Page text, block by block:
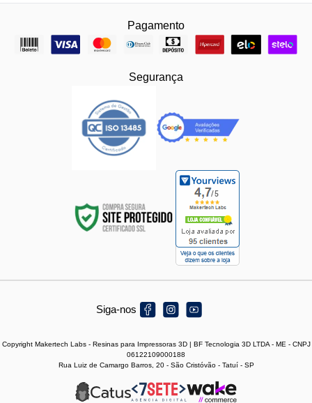
Pagamento
Segurança
Siga-nos
Copyright Makertech Labs - Resinas para Impressoras 3D | BF Tecnologia 3D LTDA - ME - CNPJ
06122109000188
Rua Luiz de Camargo Barros, 20 - São Cristóvão - Tatuí - SP